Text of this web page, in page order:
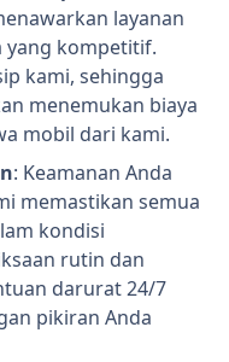
layanan
yang kompetitif.
kami, sehingga
menemukan biaya
mobil dari kami.
: Keamanan Anda
memastikan semua
kondisi
rutin dan
darurat 24/7
pikiran Anda